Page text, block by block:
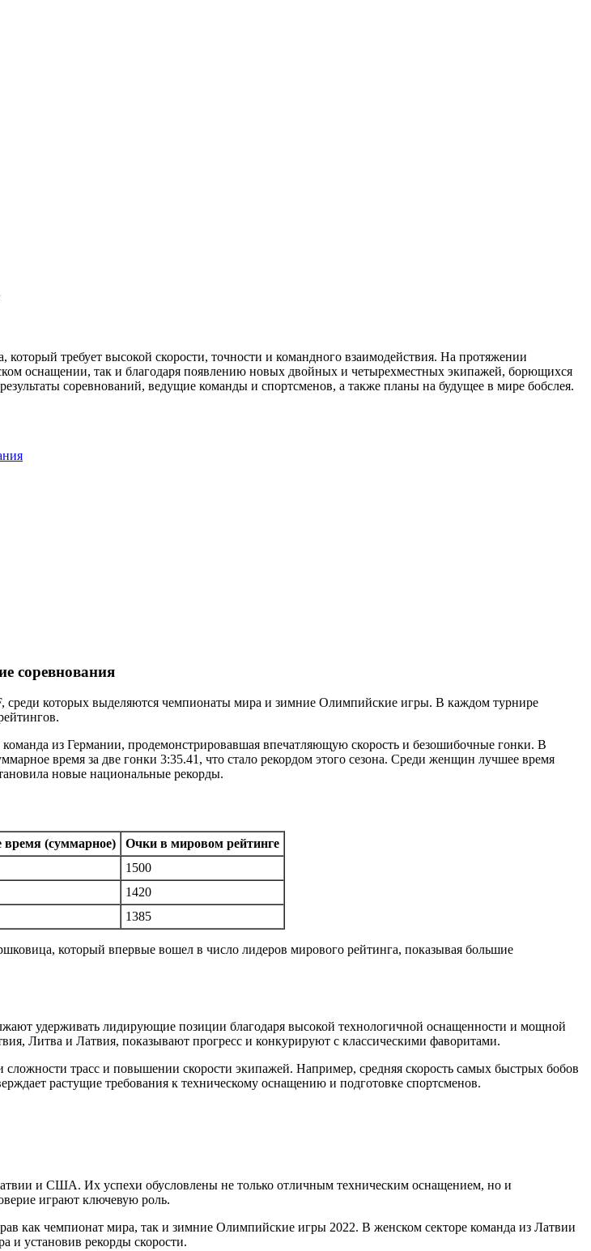
требует высокой скорости, точности и командного взаимодействия. На протяжении
оснащении, так и благодаря появлению новых двойных и четырехместных экипажей, борющихся
соревнований, ведущие команды и спортсменов, а также планы на будущее в мире бобслея.
соревнования
среди которых выделяются чемпионаты мира и зимние Олимпийские игры. В каждом турнире
из Германии, продемонстрировавшая впечатляющую скорость и безошибочные гонки. В
время за две гонки 3:35.41, что стало рекордом этого сезона. Среди женщин лучшее время
новые национальные рекорды.
(суммарное)
Очки в мировом рейтинге
1500
1420
1385
который впервые вошел в число лидеров мирового рейтинга, показывая большие
удерживать лидирующие позиции благодаря высокой технологичной оснащенности и мощной
Литва и Латвия, показывают прогресс и конкурируют с классическими фаворитами.
сложности трасс и повышении скорости экипажей. Например, средняя скорость самых быстрых бобов
растущие требования к техническому оснащению и подготовке спортсменов.
и США. Их успехи обусловлены не только отличным техническим оснащением, но и
играют ключевую роль.
как чемпионат мира, так и зимние Олимпийские игры 2022. В женском секторе команда из Латвии
и установив рекорды скорости.